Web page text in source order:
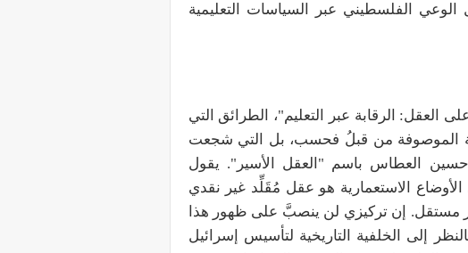
الفلسطيني عبر السياسات التعليمية
الرقابة عبر التعليم"، الطرائق التي
الموصوفة من قبلُ فحسب، بل التي شجعت
العطاس باسم "العقل الأسير". يقول
الاستعمارية هو عقل مُقَلِّد غير نقدي
مستقل. إن تركيزي لن ينصبَّ على ظهور هذا
إلى الخلفية التاريخية لتأسيس إسرائيل